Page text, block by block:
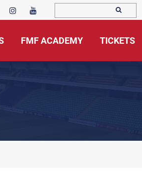
FMF ACADEMY TICKETS